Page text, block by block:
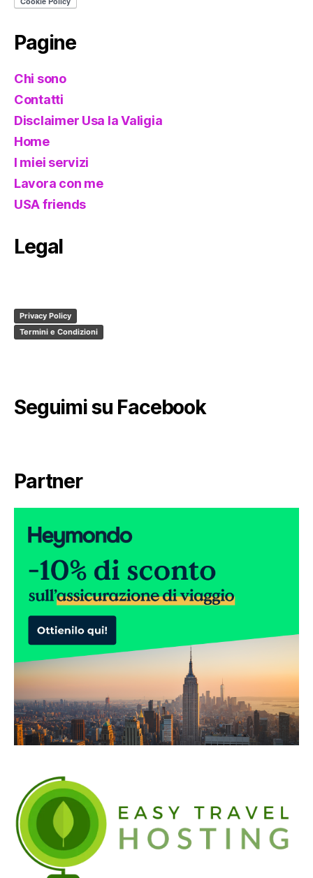
Pagine
Chi sono
Contatti
Disclaimer Usa la Valigia
Home
I miei servizi
Lavora con me
USA friends
Legal
Privacy Policy
Termini e Condizioni
Seguimi su Facebook
Partner